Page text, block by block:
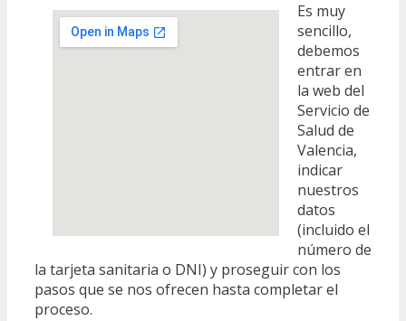
Es muy
sencillo,
debemos
entrar en
la web del
Servicio de
Salud de
Valencia,
indicar
nuestros
datos
(incluido el
número de
la tarjeta sanitaria o DNI) y proseguir con los
pasos que se nos ofrecen hasta completar el
proceso.